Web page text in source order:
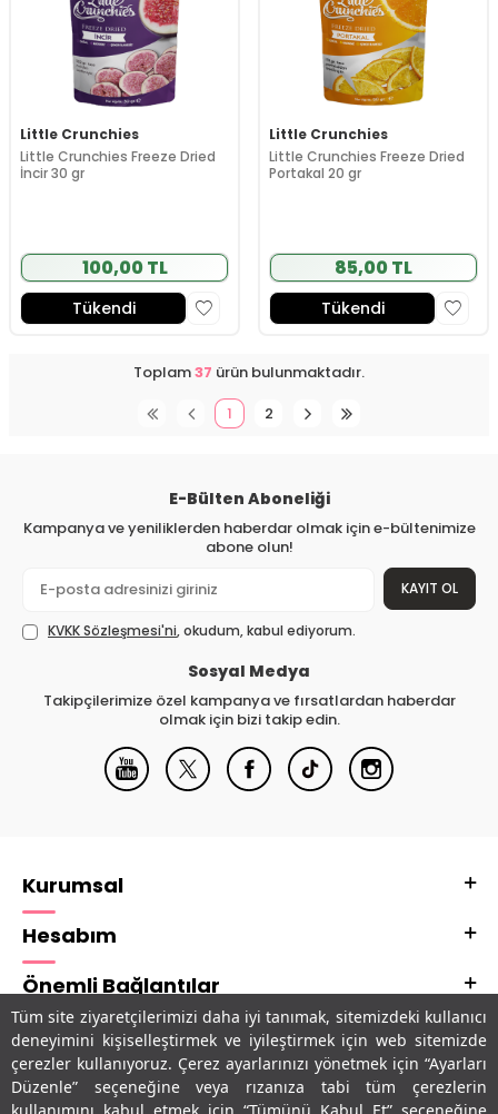
Tüm site ziyaretçilerimizi daha iyi tanımak, sitemizdeki kullanıcı
deneyimini kişiselleştirmek ve iyileştirmek için web sitemizde
çerezler kullanıyoruz. Çerez ayarlarınızı yönetmek için “Ayarları
Düzenle” seçeneğine veya rızanıza tabi tüm çerezlerin
Little Crunchies
Little Crunchies Freeze Dried
İncir 30 gr
100,00 TL
Tükendi
Little Crunchies
Little Crunchies Freeze Dried
Portakal 20 gr
85,00 TL
Tükendi
Toplam37 ürün bulunmaktadır.
1
2
E-Bülten Aboneliği
Kampanya ve yeniliklerden haberdar olmak için e-bültenimize
abone olun!
KAYIT OL
KVKK Sözleşmesi'ni, okudum, kabul ediyorum.
Sosyal Medya
Takipçilerimize özel kampanya ve fırsatlardan haberdar
olmak için bizi takip edin.
Kurumsal
Hesabım
Önemli Bağlantılar
Adres & İletişim
Uygulamalarımız